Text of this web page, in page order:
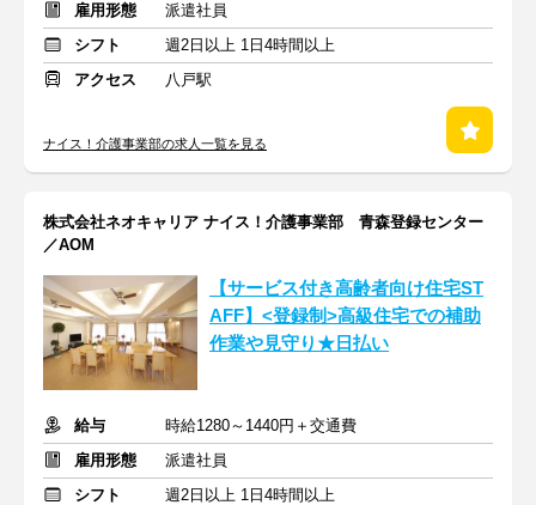
雇用形態
派遣社員
シフト
週2日以上 1日4時間以上
アクセス
八戸駅
ナイス！介護事業部の求人一覧を見る
株式会社ネオキャリア ナイス！介護事業部 青森登録センター
／AOM
【サービス付き高齢者向け住宅ST
AFF】<登録制>高級住宅での補助
作業や見守り★日払い
給与
時給1280～1440円＋交通費
雇用形態
派遣社員
シフト
週2日以上 1日4時間以上